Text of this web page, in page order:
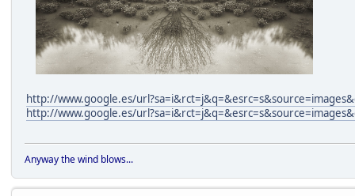
http://www.google.es/
http://www.google.es/
Anyway the wind blows...